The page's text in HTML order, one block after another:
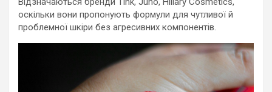
оскільки вони пропонують формули для чутливої й
проблемної шкіри без агресивних компонентів.